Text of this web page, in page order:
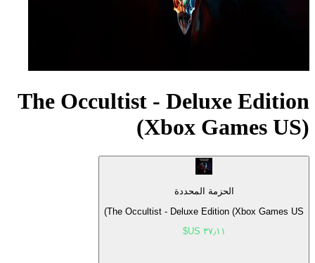
The Occultist - Deluxe Edition
(Xbox Games US)
الحزمة المحددة
The Occultist - Deluxe Edition (Xbox Games US)